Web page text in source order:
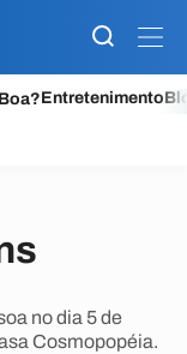
Entretenimento
no dia 5 de
Cosmopopéia.